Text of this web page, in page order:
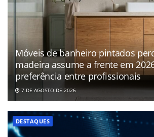
Móveis de banheiro pintados
madeira assume a frente em
preferência entre profissionais
7 DE AGOSTO DE 2026
DESTAQUES